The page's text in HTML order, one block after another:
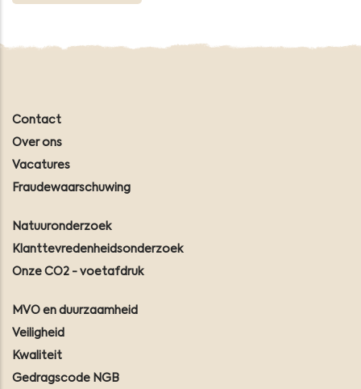
Contact
Over ons
Vacatures
Fraudewaarschuwing
Natuuronderzoek
Klanttevredenheidsonderzoek
Onze CO2 - voetafdruk
MVO en duurzaamheid
Veiligheid
Kwaliteit
Gedragscode NGB